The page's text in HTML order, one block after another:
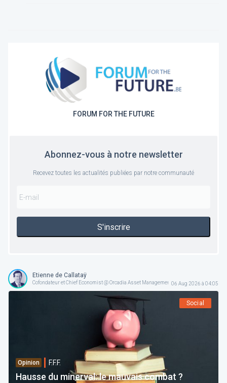
FORUM FOR THE FUTURE
Abonnez-vous à notre newsletter
Recevez toutes les actualités publiées par notre communauté
S'inscrire
Etienne de Callataÿ
Cofondateur et Chief Economist @ Orcadia Asset Management06 Aug 2026 à 04:05
Social
Opinion F.F.F.
Hausse du minerval: le mauvais combat ?